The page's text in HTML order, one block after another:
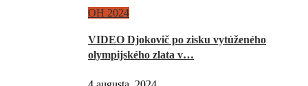
OH 2024
VIDEO Djokovič po zisku vytúženého
olympijského zlata v…